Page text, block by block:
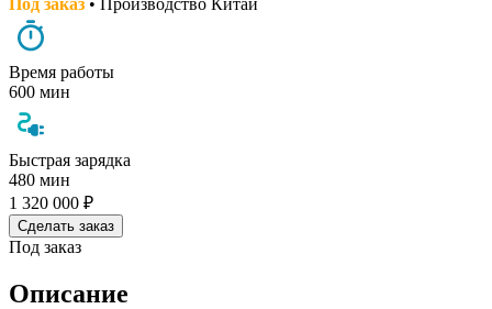
Под заказ • Производство Китай
Время работы
600 мин
Быстрая зарядка
480 мин
1 320 000 ₽
Сделать заказ
Под заказ
Описание